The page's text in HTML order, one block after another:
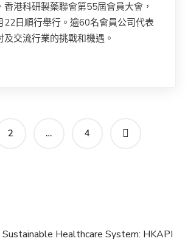
港科研製藥聯會第55屆會員大會，
22日順行舉行。逾60名會員公司代表
及交流行業的挑戰和機遇。
2 … 4
Sustainable Healthcare System: HKAPI